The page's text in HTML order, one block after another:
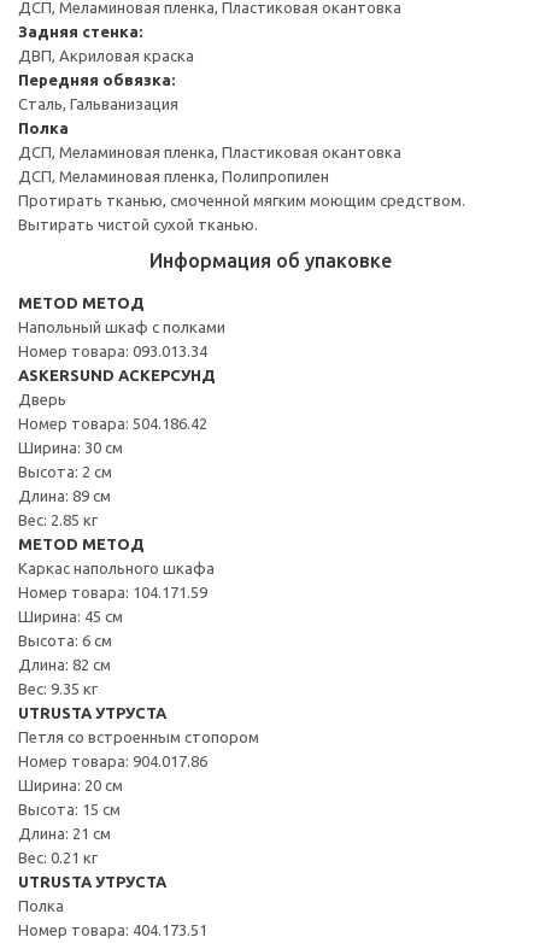
ДСП, Меламиновая пленка, Пластиковая окантовка
Задняя стенка:
ДВП, Акриловая краска
Передняя обвязка:
Сталь, Гальванизация
Полка
ДСП, Меламиновая пленка, Пластиковая окантовка
ДСП, Меламиновая пленка, Полипропилен
Протирать тканью, смоченной мягким моющим средством.
Вытирать чистой сухой тканью.
Информация об упаковке
METOD МЕТОД
Напольный шкаф с полками
Номер товара: 093.013.34
ASKERSUND АСКЕРСУНД
Дверь
Номер товара: 504.186.42
Ширина: 30 см
Высота: 2 см
Длина: 89 см
Вес: 2.85 кг
METOD МЕТОД
Каркас напольного шкафа
Номер товара: 104.171.59
Ширина: 45 см
Высота: 6 см
Длина: 82 см
Вес: 9.35 кг
UTRUSTA УТРУСТА
Петля со встроенным стопором
Номер товара: 904.017.86
Ширина: 20 см
Высота: 15 см
Длина: 21 см
Вес: 0.21 кг
UTRUSTA УТРУСТА
Полка
Номер товара: 404.173.51